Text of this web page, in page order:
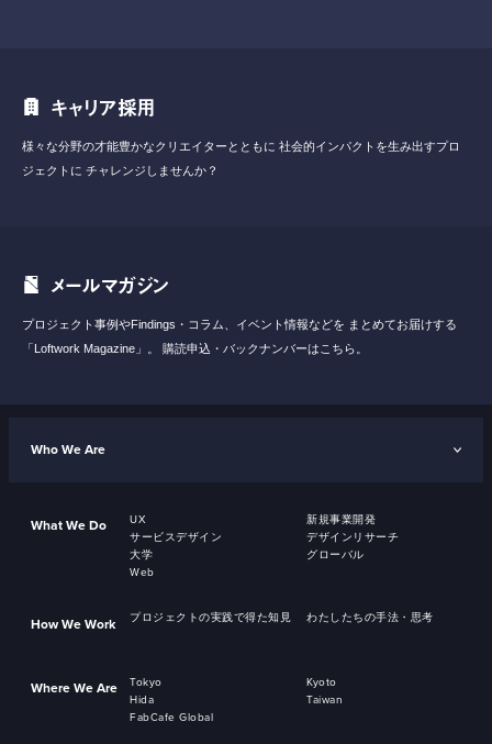
キャリア採用
様々な分野の才能豊かなクリエイターとともに 社会的インパクトを生み出すプロ
ジェクトに チャレンジしませんか？
メールマガジン
プロジェクト事例やFindings・コラム、イベント情報などを まとめてお届けする
「Loftwork Magazine」。
購読申込・バックナンバーはこちら。
Who We Are
What We Do UX
新規事業開発
サービスデザイン
デザインリサーチ
大学
グローバル
Web
How We Work プロジェクトの実践で得た知見 わたしたちの手法・思考
Where We Are Tokyo
Kyoto
Hida
Taiwan
FabCafe Global